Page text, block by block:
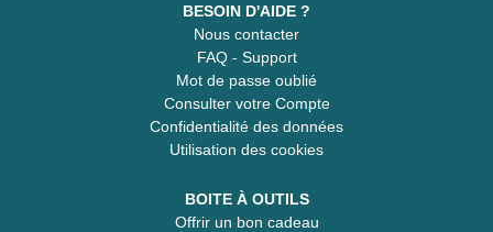
BESOIN D'AIDE ?
Nous contacter
FAQ - Support
Mot de passe oublié
Consulter votre Compte
Confidentialité des données
Utilisation des cookies
BOITE À OUTILS
Offrir un bon cadeau